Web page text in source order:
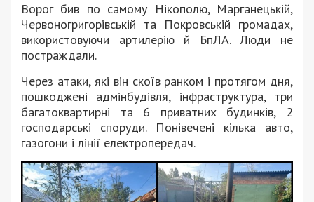
Ворог бив по самому Нікополю, Марганецькій,
Червоногригорівській та Покровській громадах,
використовуючи артилерію й БпЛА. Люди не
постраждали.
Через атаки, які він скоїв ранком і протягом дня,
пошкоджені адмінбудівля, інфраструктура, три
багатоквартирні та 6 приватних будинків, 2
господарські споруди. Понівечені кілька авто,
газогони і лінії електропередач.